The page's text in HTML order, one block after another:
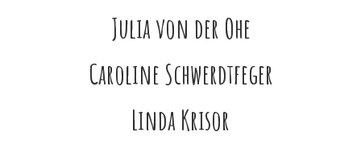
Julia von der Ohe
Caroline Schwerdtfeger
Linda Krisor